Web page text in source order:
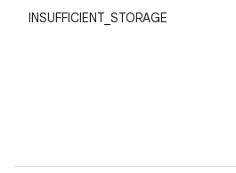
INSUFFICIENT_STORAGE